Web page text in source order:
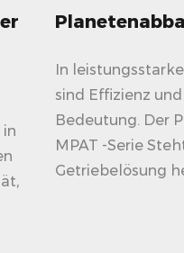
In
sind Effizienz
Bedeutung. Der
MPAT -Serie
Getriebelösung